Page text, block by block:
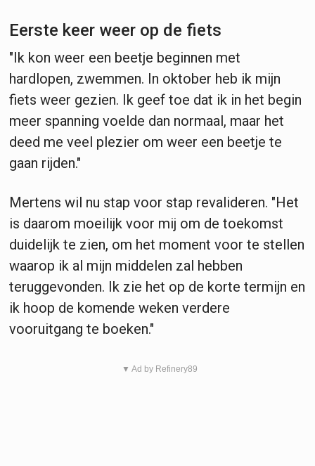
Eerste keer weer op de fiets
"Ik kon weer een beetje beginnen met
hardlopen, zwemmen. In oktober heb ik mijn
fiets weer gezien. Ik geef toe dat ik in het begin
meer spanning voelde dan normaal, maar het
deed me veel plezier om weer een beetje te
gaan rijden."
Mertens wil nu stap voor stap revalideren. "Het
is daarom moeilijk voor mij om de toekomst
duidelijk te zien, om het moment voor te stellen
waarop ik al mijn middelen zal hebben
teruggevonden. Ik zie het op de korte termijn en
ik hoop de komende weken verdere
vooruitgang te boeken."
▼ Ad by Refinery89